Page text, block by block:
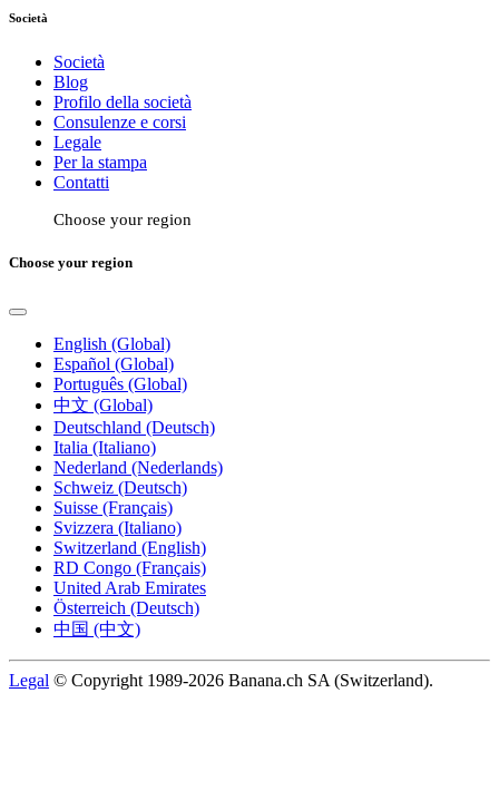
Società
Società
Blog
Profilo della società
Consulenze e corsi
Legale
Per la stampa
Contatti
Choose your region
Choose your region
English (Global)
Español (Global)
Português (Global)
中文 (Global)
Deutschland (Deutsch)
Italia (Italiano)
Nederland (Nederlands)
Schweiz (Deutsch)
Suisse (Français)
Svizzera (Italiano)
Switzerland (English)
RD Congo (Français)
United Arab Emirates
Österreich (Deutsch)
中国 (中文)
Legal © Copyright 1989-2026 Banana.ch SA (Switzerland).